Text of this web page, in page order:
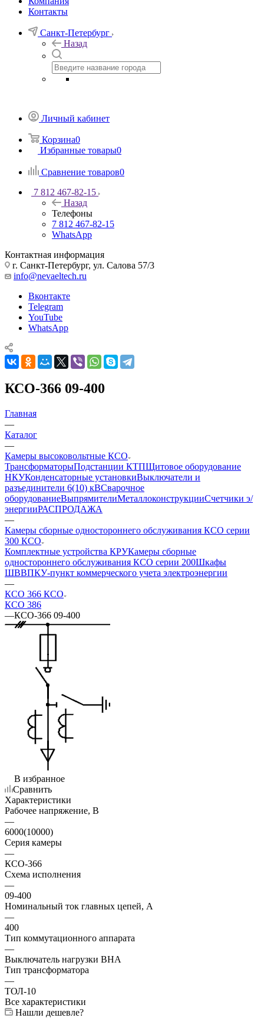
Контакты
Санкт-Петербург
Назад
Личный кабинет
Корзина0
Избранные товары0
Сравнение товаров0
7 812 467-82-15
Назад
Телефоны
7 812 467-82-15
WhatsApp
Контактная информация
г. Санкт-Петербург, ул. Салова 57/3
info@nevaeltech.ru
Вконтакте
Telegram
YouTube
WhatsApp
КСО-366 09-400
Главная
—
Каталог
—
Камеры высоковольтные КСО
ТрансформаторыПодстанции КТПЩитовое оборудование
НКУКонденсаторные установкиВыключатели и
разъединители 6(10) кВСварочное
оборудованиеВыпрямителиМеталлоконструкцииСчетчики э/
энергииРАСПРОДАЖА
—
Камеры сборные одностороннего обслуживания КСО серии
300 КСО
Комплектные устройства КРУКамеры сборные
одностороннего обслуживания КСО серии 200Шкафы
ШВВПКУ-пункт коммерческого учета электроэнергии
—
КСО 366 КСО
КСО 386
—КСО-366 09-400
В избранное
Сравнить
Характеристики
Рабочее напряжение, В
—
6000(10000)
Серия камеры
—
КСО-366
Схема исполнения
—
09-400
Номинальный ток главных цепей, А
—
400
Тип коммутационного аппарата
—
Выключатель нагрузки ВНА
Тип трансформатора
—
ТОЛ-10
Все характеристики
Нашли дешевле?